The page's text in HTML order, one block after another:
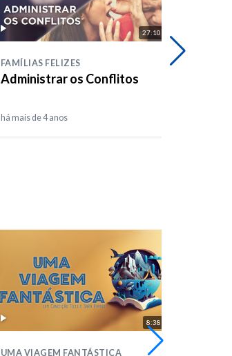
27:10
FAMÍLIAS FELIZES
Administrar os Conflitos
há mais de 4 anos
8:38
UMA VIAGEM FANTÁSTICA